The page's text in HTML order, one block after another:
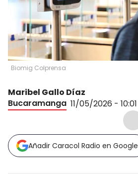
Biomig Colprensa
Maribel Gallo Díaz
Bucaramanga 11/05/2026 - 10:01
Añadir Caracol Radio en Google